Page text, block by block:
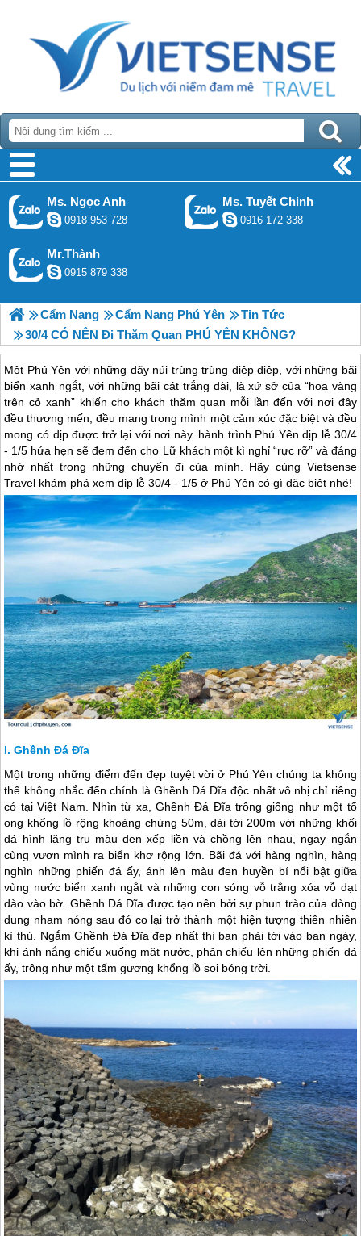
Ms. Ngọc Anh
0918 953 728
Ms. Tuyết Chinh
0916 172 338
Mr.Thành
0915 879 338
Cẩm Nang Cẩm Nang Phú Yên
Tin Tức
30/4 CÓ NÊN Đi Thăm Quan PHÚ YÊN KHÔNG?
Một Phú Yên với những dãy núi trùng trùng điệp điệp, với những bãi
biển xanh ngắt, với những bãi cát trắng dài, là xứ sở của “hoa vàng
trên cỏ xanh” khiến cho khách thăm quan mỗi lần đến với nơi đây
đều thương mến, đều mang trong mình một cảm xúc đặc biệt và đều
mong có dịp được trở lại với nơi này. hành trình Phú Yên dịp lễ 30/4
- 1/5 hứa hẹn sẽ đem đến cho Lữ khách một kì nghỉ “rực rỡ” và đáng
nhớ nhất trong những chuyến đi của mình. Hãy cùng Vietsense
Travel khám phá xem dịp lễ 30/4 - 1/5 ở Phú Yên có gì đặc biệt nhé!
Ghềnh Đá Đĩa
Một trong những điểm đến đẹp tuyệt vời ở Phú Yên chúng ta không
thể không nhắc đến chính là Ghềnh Đá Đĩa độc nhất vô nhị chỉ riêng
có tại Việt Nam. Nhìn từ xa, Ghềnh Đá Đĩa trông giống như một tổ
ong khổng lồ rộng khoảng chừng 50m, dài tới 200m với những khối
đá hình lăng trụ màu đen xếp liền và chồng lên nhau, ngay ngắn
cùng vươn mình ra biển khơ rộng lớn. Bãi đá với hàng nghìn, hàng
nghìn những phiến đá ấy, ánh lên màu đen huyền bí nổi bật giữa
vùng nước biển xanh ngắt và những con sóng vỗ trắng xóa vỗ dạt
dào vào bờ. Ghềnh Đá Đĩa được tạo nên bởi sự phun trào của dòng
dung nham nóng sau đó co lại trở thành một hiện tượng thiên nhiên
kì thú. Ngắm Ghềnh Đá Đĩa đẹp nhất thì bạn phải tới vào ban ngày,
khi ánh nắng chiếu xuống mặt nước, phản chiếu lên những phiến đá
ấy, trông như một tấm gương khổng lồ soi bóng trời.